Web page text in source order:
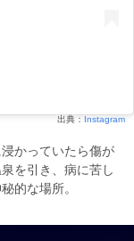
出典： Instagram
かっていたら傷が
を引き、病に苦し
的な場所。